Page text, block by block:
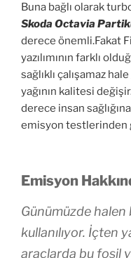
Buna bağlı olarak
Skoda Octavia
derece önemli.Fakat
yazılımının farklı
sağlıklı çalışamaz
yağının kalitesi
derece insan
emisyon testlerinden
Emisyon
Günümüzde
kullanılıyor. İçten
araçlarda bu fosil